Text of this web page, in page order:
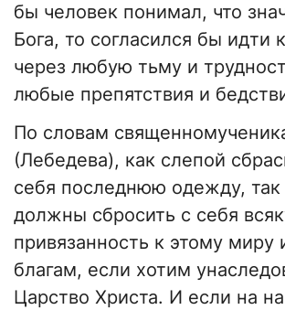
бы человек понимал, что
Бога, то согласился бы идти
через любую тьму и
любые препятствия и
По словам
(Лебедева), как слепой
себя последнюю одежду,
должны сбросить с себя
привязанность к этому миру
благам, если хотим
Царство Христа. И если на